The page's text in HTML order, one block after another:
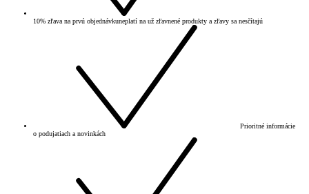
10% zľava na prvú objednávkuneplatí na už zľavnené produkty a zľavy sa nesčítajú
Prioritné informácie
o podujatiach a novinkách